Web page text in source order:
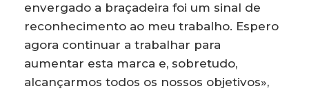
envergado a braçadeira foi um sinal de
reconhecimento ao meu trabalho. Espero
agora continuar a trabalhar para
aumentar esta marca e, sobretudo,
alcançarmos todos os nossos objetivos»,